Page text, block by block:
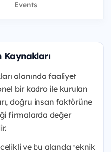
Events
alanında faaliyet
bir kadro ile kurulan
doğru insan faktörüne
firmalarda değer
ve bu alanda teknik